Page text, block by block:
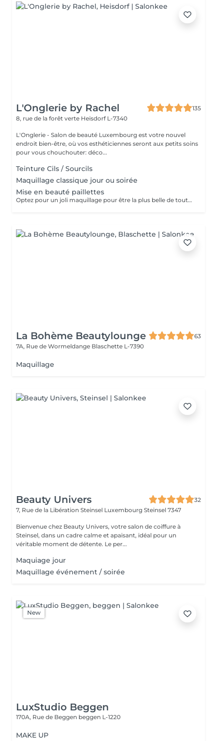
L'Onglerie by Rachel
135
8, rue de la forêt verte Heisdorf L-7340
L'Onglerie - Salon de beauté Luxembourg est votre nouvel
endroit bien-être, où vos esthéticiennes seront aux petits soins
pour vous chouchouter: déco...
Teinture Cils / Sourcils
Maquillage classique jour ou soirée
Mise en beauté paillettes
Optez pour un joli maquillage pour être la plus belle de toutes les princesses
La Bohème Beautylounge
63
7A, Rue de Wormeldange Blaschette L-7390
Maquillage
Beauty Univers
32
7, Rue de la Libération Steinsel Luxembourg Steinsel 7347
Bienvenue chez Beauty Univers, votre salon de coiffure à
Steinsel, dans un cadre calme et apaisant, idéal pour un
véritable moment de détente. Le per...
Maquiage jour
Maquillage événement / soirée
New
LuxStudio Beggen
170A, Rue de Beggen beggen L-1220
MAKE UP